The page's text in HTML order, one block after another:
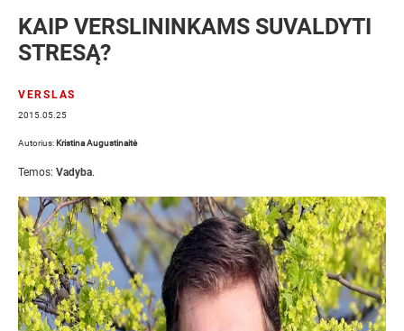
KAIP VERSLININKAMS SUVALDYTI
STRESĄ?
VERSLAS
2015.05.25
Autorius: Kristina Augustinaitė
Temos: Vadyba.